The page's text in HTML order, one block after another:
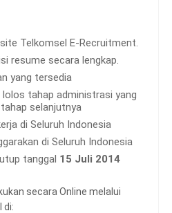
Telkomsel E-Recruitment.
resume secara lengkap.
yang tersedia
lolos tahap administrasi yang
selanjutnya
di Seluruh Indonesia
di Seluruh Indonesia
tanggal 15 Juli 2014
secara Online melalui
di: